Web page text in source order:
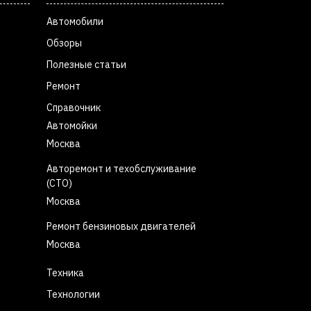
Автомобили
Обзоры
Полезные статьи
Ремонт
Справочник
Автомойки
Москва
Авторемонт и техобслуживание
(СТО)
Москва
Ремонт бензиновых двигателей
Москва
Техника
Технологии